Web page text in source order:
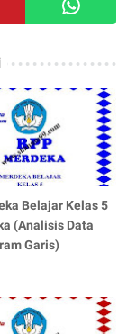
Belajar Kelas 5
(Analisis Data
Garis)